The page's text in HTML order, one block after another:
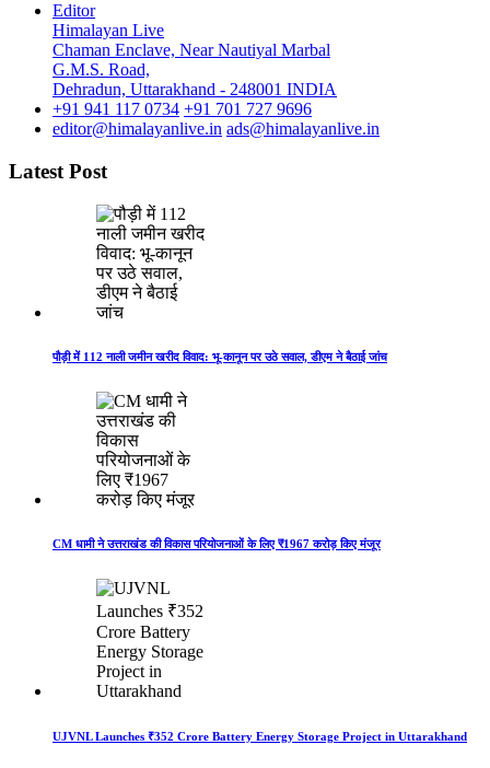
Editor
Himalayan Live
Chaman Enclave, Near Nautiyal Marbal
G.M.S. Road,
Dehradun, Uttarakhand - 248001 INDIA
+91 941 117 0734 +91 701 727 9696
editor@himalayanlive.in ads@himalayanlive.in
Latest Post
पौड़ी में 112 नाली जमीन खरीद विवाद: भू-कानून पर उठे सवाल, डीएम ने बैठाई जांच
CM धामी ने उत्तराखंड की विकास परियोजनाओं के लिए ₹1967 करोड़ किए मंजूर
UJVNL Launches ₹352 Crore Battery Energy Storage Project in Uttarakhand